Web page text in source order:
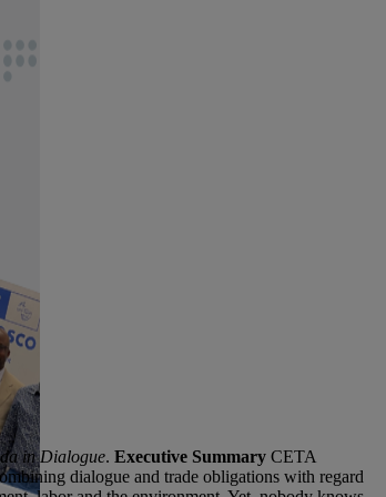
in Dialogue. Executive Summary CETA
dialogue and trade obligations with regard